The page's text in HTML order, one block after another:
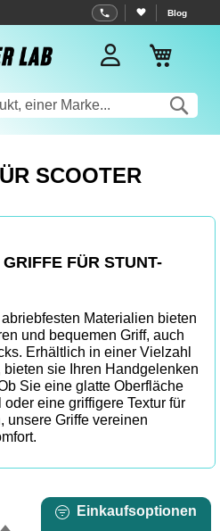
Blog
SCOOTER
FÜR STUNT-
Materialien bieten
und bequemen Griff, auch
Erhältlich in einer Vielzahl
sie Ihren Handgelenken
Sie eine glatte Oberfläche
eine griffigere Textur für
unsere Griffe vereinen
Einkaufsoptionen